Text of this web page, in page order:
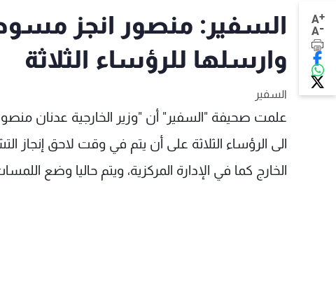
A+
A-
السفير: منصور انجز
وارسلها للرؤساء الثلاثة
السفير
علمت صحيفة "السفير" أن "وزير الخارجية عدنان
الى الرؤساء الثلاثة على أن يتم في وقت لاحق إنجاز
الخارج كما في الإدارة المركزية، ويتم حاليا وضع